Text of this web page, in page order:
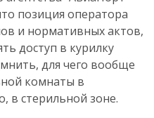
позиция оператора
и нормативных актов,
доступ в курилку
для чего вообще
комнаты в
в стерильной зоне.